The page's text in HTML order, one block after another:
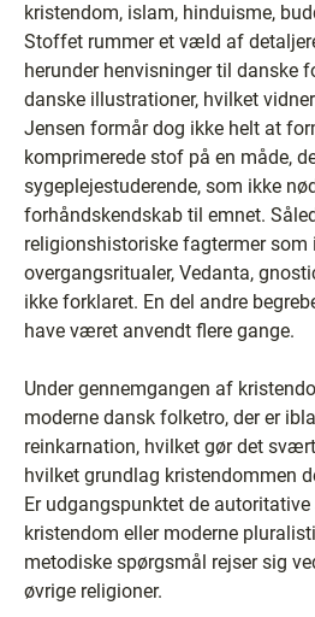
kristendom, islam, hinduisme,
Stoffet rummer et væld af
herunder henvisninger til danske
danske illustrationer, hvilket
Jensen formår dog ikke helt at
komprimerede stof på en måde,
sygeplejestuderende, som ikke
forhåndskendskab til emnet.
religionshistoriske fagtermer som
overgangsritualer, Vedanta,
ikke forklaret. En del andre
have været anvendt flere gange.
Under gennemgangen af
moderne dansk folketro, der er
reinkarnation, hvilket gør det
hvilket grundlag kristendommen
Er udgangspunktet de
kristendom eller moderne
metodiske spørgsmål rejser sig
øvrige religioner.